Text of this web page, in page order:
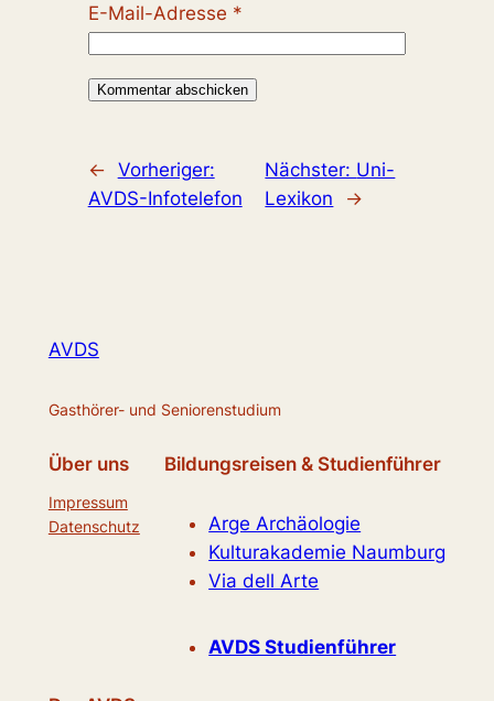
E-Mail-Adresse *
← Vorheriger:
AVDS-Infotelefon
Nächster: Uni-
Lexikon
→
AVDS
Gasthörer- und Seniorenstudium
Über uns
Impressum
Datenschutz
Bildungsreisen & Studienführer
Arge Archäologie
Kulturakademie Naumburg
Via dell Arte
AVDS Studienführer